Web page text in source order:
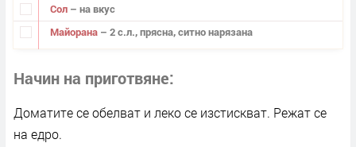
Сол – на вкус
Майорана – 2 с.л., прясна, ситно нарязана
Начин на приготвяне
Доматите се обелват и леко се изстискват. Режат се
на едро.